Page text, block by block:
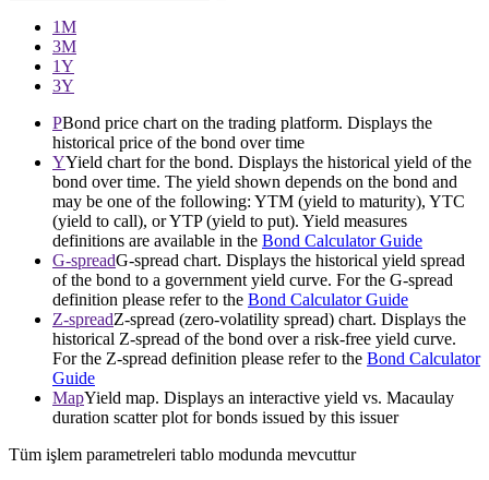
1М
3М
1Y
3Y
PBond price chart on the trading platform. Displays the
historical price of the bond over time
YYield chart for the bond. Displays the historical yield of the
bond over time. The yield shown depends on the bond and
may be one of the following: YTM (yield to maturity), YTC
(yield to call), or YTP (yield to put). Yield measures
definitions are available in the Bond Calculator Guide
G-spreadG-spread chart. Displays the historical yield spread
of the bond to a government yield curve. For the G-spread
definition please refer to the Bond Calculator Guide
Z-spreadZ-spread (zero-volatility spread) chart. Displays the
historical Z-spread of the bond over a risk-free yield curve.
For the Z-spread definition please refer to the Bond Calculator
Guide
MapYield map. Displays an interactive yield vs. Macaulay
duration scatter plot for bonds issued by this issuer
Tüm işlem parametreleri tablo modunda mevcuttur